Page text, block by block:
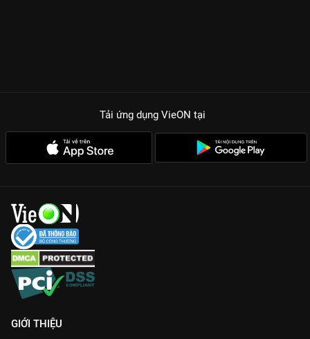
Tải ứng dụng VieON tại
GIỚI THIỆU